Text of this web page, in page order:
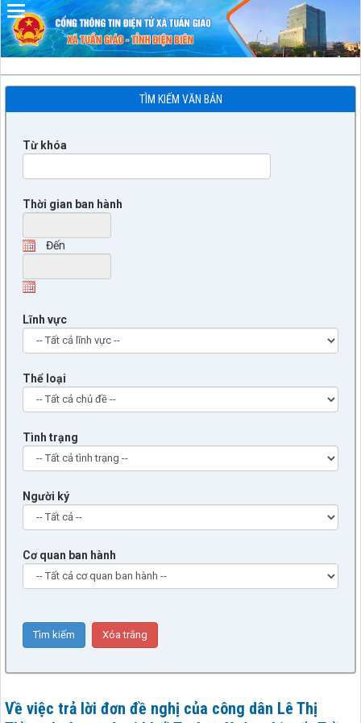
TÌM KIẾM VĂN BẢN
Từ khóa
Thời gian ban hành
Đến
Lĩnh vực
Thể loại
Tình trạng
Người ký
Cơ quan ban hành
Về việc trả lời đơn đề nghị của công dân Lê Thị
Đã kết nối EMC